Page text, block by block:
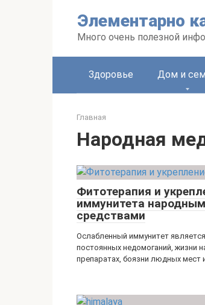
Элементарно
Много очень полезной
Здоровье Дом и
Главная
Народная
Фитотерапия и
иммунитета
средствами
Ослабленный иммунитет
постоянных недомоганий, жизни
препаратах, боязни людных мест